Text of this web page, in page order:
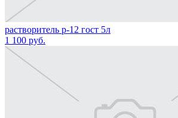
растворитель р-12 гост 5л
1 100 руб.